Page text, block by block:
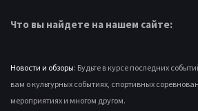
Что вы найдете на нашем сайте:
Новости и обзоры: Будьте в курсе последних
вам о культурных событиях, спортивных
мероприятиях и многом другом.